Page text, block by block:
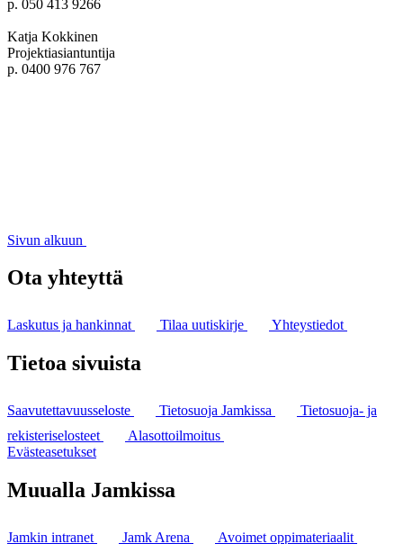
p. 050 413 9266
Katja Kokkinen
Projektiasiantuntija
p. 0400 976 767
Sivun alkuun
Ota yhteyttä
Laskutus ja hankinnat Tilaa uutiskirje Yhteystiedot
Tietoa sivuista
Saavutettavuusseloste Tietosuoja Jamkissa
Tietosuoja- ja
rekisteriselosteet
Alasottoilmoitus
Evästeasetukset
Muualla Jamkissa
Jamkin intranet Jamk Arena Avoimet oppimateriaalit